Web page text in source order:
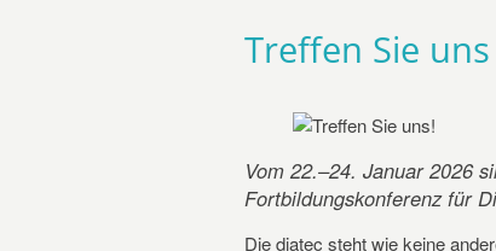
Treffen Sie
Vom 22.–24. Januar 2026
Fortbildungskonferenz für
Die diatec steht wie keine